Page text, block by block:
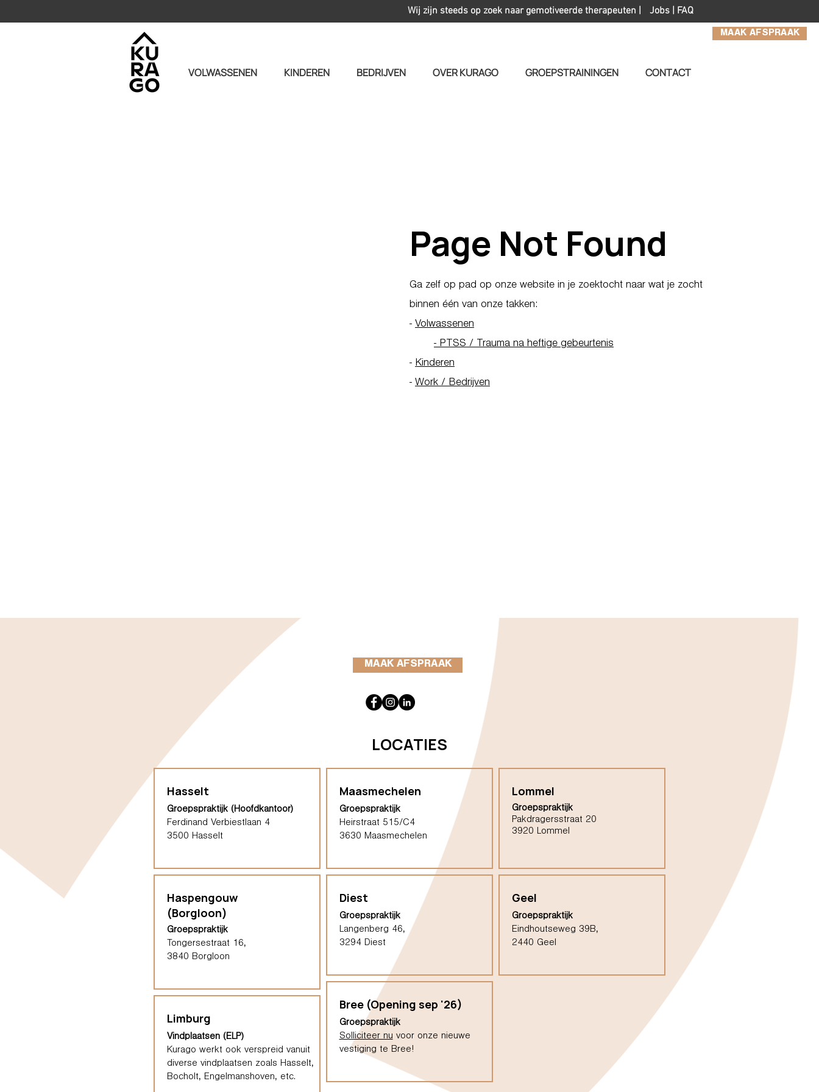
MAAK AFSPRAAK
Jobs | FAQ
Wij zijn steeds op zoek naar gemotiveerde therapeuten |
VOLWASSENEN KINDEREN BEDRIJVEN OVER KURAGO GROEPSTRAININGEN CONTACT
Page Not Found
Ga zelf op pad op onze website in je zoektocht naar wat je zocht
binnen één van onze takken:
- Volwassenen
- PTSS / Trauma na heftige gebeurtenis
- Kinderen
- Work / Bedrijven
MAAK AFSPRAAK
LOCATIES
Hasselt
Groepspraktijk (Hoofdkantoor)
Ferdinand Verbiestlaan 4
3500 Hasselt
Haspengouw
(Borgloon)
Groepspraktijk
Tongersestraat 16,
3840 Borgloon
Limburg
Vindplaatsen (ELP)
Kurago werkt ook verspreid vanuit
diverse vindplaatsen zoals Hasselt,
Bocholt, Engelmanshoven, etc.
Maasmechelen
Groepspraktijk
Heirstraat 515/C4
3630 Maasmechelen
Diest
Groepspraktijk
Langenberg 46,
3294 Diest
Bree (Opening sep '26)
Groepspraktijk
Solliciteer nu voor onze nieuwe
vestiging te Bree!
Lommel
Groepspraktijk
Pakdragersstraat 20
3920 Lommel
Geel
Groepspraktijk
Eindhoutseweg 39B,
2440 Geel